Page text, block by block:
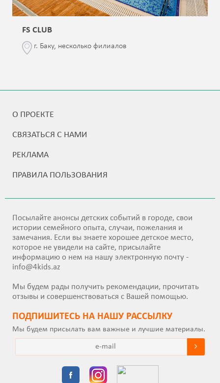
FS CLUB
г. Баку, несколько филиалов
О ПРОЕКТЕ
СВЯЗАТЬСЯ С НАМИ
РЕКЛАМА
ПРАВИЛА ПОЛЬЗОВАНИЯ
Посылайте анонсы детских событий в городе, свои
истории семейного опыта, случаи, пожелания и
замечания. Если вы знаете хорошее детское место,
которое не увидели на сайте, присылайте
информацию о нем на нашу электронную почту -
info@4kids.az
Мы будем рады получить рекомендации, прочитать
отзывы и совершенствоваться с Вашей помощью.
ПОДПИШИТEСЬ НА НАШУ РАССЫЛКУ
Мы будем присылать вам важные и лучшие материалы.